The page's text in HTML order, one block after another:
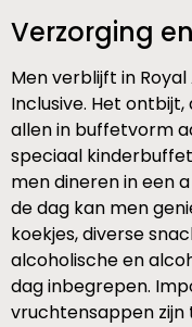
Verzorging
Men verblijft in
Inclusive. Het
allen in buffetvorm
speciaal
men dineren in een
de dag kan men
koekjes, diverse
alcoholische en
dag inbegrepen.
vruchtensappen zijn